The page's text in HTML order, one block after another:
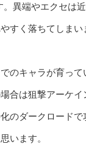
異端やエクセは近
すく落ちてしまい
のキャラが育って
合は狙撃アーケイ
のダークロードで
います。